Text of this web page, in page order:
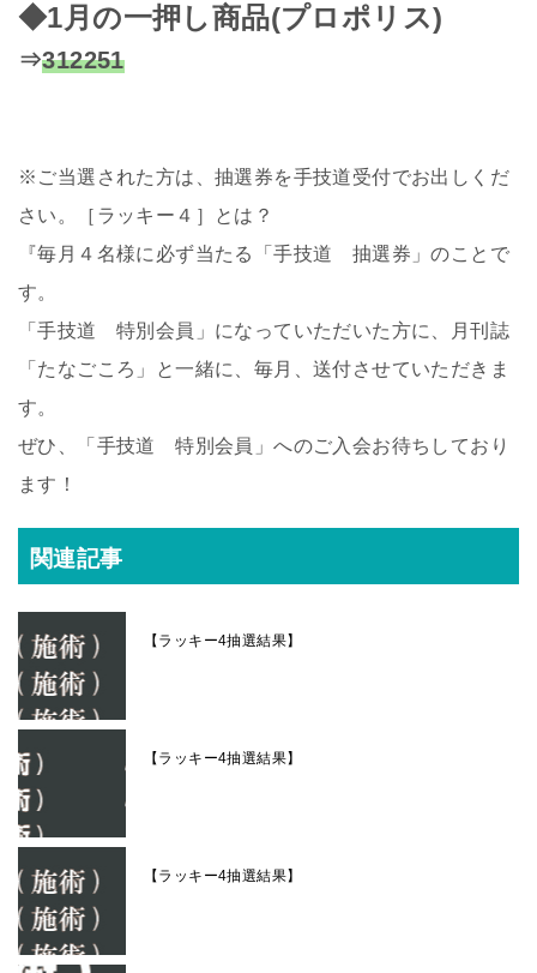
◆1月の一押し商品(プロポリス)
⇒312251
※ご当選された方は、抽選券を手技道受付でお出しくだ
さい。［ラッキー４］とは？
『毎月４名様に必ず当たる「手技道 抽選券」のことで
す。
「手技道 特別会員」になっていただいた方に、月刊誌
「たなごころ」と一緒に、毎月、送付させていただきま
す。
ぜひ、「手技道 特別会員」へのご入会お待ちしており
ます！
関連記事
【ラッキー4抽選結果】
【ラッキー4抽選結果】
【ラッキー4抽選結果】